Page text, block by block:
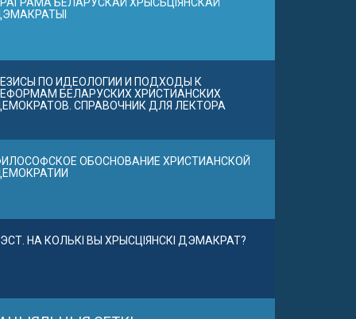
ПО ИДЕОЛОГИИ И ПОДХОДЫ К
БЕЛАРУСКИХ ХРИСТИАНСКИХ
СПРАВОЧНИК ДЛЯ ЛЕКТОРА
ОБОСНОВАНИЕ ХРИСТИАНСКОЙ
НА КОЛЬКІ ВЫ ХРЫСЦІЯНСКІ ДЭМАКРАТ?